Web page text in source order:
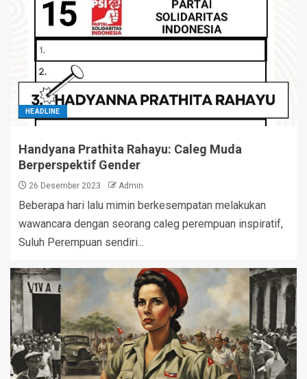
HEADLINE
Handyana Prathita Rahayu: Caleg Muda
Berperspektif Gender
26 Desember 2023 Admin
Beberapa hari lalu mimin berkesempatan melakukan
wawancara dengan seorang caleg perempuan inspiratif,
Suluh Perempuan sendiri...